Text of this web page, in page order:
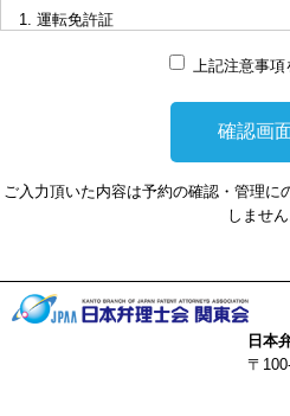
によって、また、特許事務所によ
非対面型の相談はWEB会議システ
議システムを利用する事によって
当会は、一切の責任を負い兼ねま
い。
運転免許証
マイナンバーカード
本人確認書類を提示頂けない場合は、
上記注意事項
ご入力頂いた内容は予約の確認・管理に
しません
日本
〒